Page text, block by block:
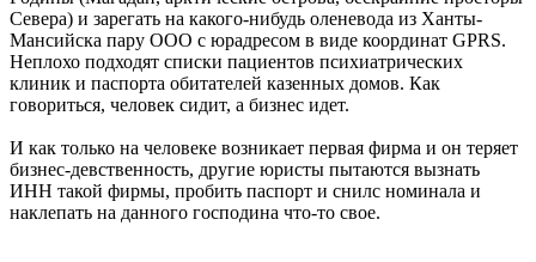
Севера) и зарегать на какого-нибудь оленевода из Ханты-
Мансийска пару ООО с юрадресом в виде координат GPRS.
Неплохо подходят списки пациентов психиатрических
клиник и паспорта обитателей казенных домов. Как
говориться, человек сидит, а бизнес идет.
И как только на человеке возникает первая фирма и он теряет
бизнес-девственность, другие юристы пытаются вызнать
ИНН такой фирмы, пробить паспорт и снилс номинала и
наклепать на данного господина что-то свое.